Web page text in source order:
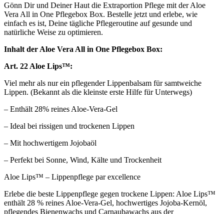
Gönn Dir und Deiner Haut die Extraportion Pflege mit der Aloe
Vera All in One Pflegebox Box. Bestelle jetzt und erlebe, wie
einfach es ist, Deine tägliche Pflegeroutine auf gesunde und
natürliche Weise zu optimieren.
Inhalt der Aloe Vera All in One Pflegebox Box:
Art. 22 Aloe Lips™:
Viel mehr als nur ein pflegender Lippenbalsam für samtweiche
Lippen. (Bekannt als die kleinste erste Hilfe für Unterwegs)
– Enthält 28% reines Aloe-Vera-Gel
– Ideal bei rissigen und trockenen Lippen
– Mit hochwertigem Jojobaöl
– Perfekt bei Sonne, Wind, Kälte und Trockenheit
Aloe Lips™ – Lippenpflege par excellence
Erlebe die beste Lippenpflege gegen trockene Lippen: Aloe Lips™
enthält 28 % reines Aloe-Vera-Gel, hochwertiges Jojoba-Kernöl,
pflegendes Bienenwachs und Carnaubawachs aus der